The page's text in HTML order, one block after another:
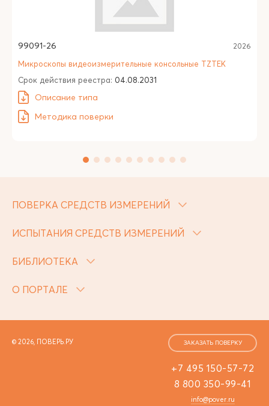
99091-26 2026
Микроскопы видеоизмерительные консольные TZTEK
Срок действия реестра: 04.08.2031
Описание типа
Методика поверки
ПОВЕРКА СРЕДСТВ ИЗМЕРЕНИЙ
ИСПЫТАНИЯ СРЕДСТВ ИЗМЕРЕНИЙ
БИБЛИОТЕКА
О ПОРТАЛЕ
© 2026, ПОВЕРЬ.РУ
+7 495 150-57-72
8 800 350-99-41
info@pover.ru
ЗАКАЗАТЬ ПОВЕРКУ